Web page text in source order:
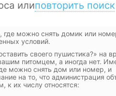
где можно снять домик или
условий.
своего пушистика?» на
питомцем, а иногда нет.
можно снять дом или номер, и
на то, что администрация
к их числу относятся: